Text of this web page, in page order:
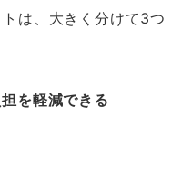
は、大きく分けて3つ
を軽減できる